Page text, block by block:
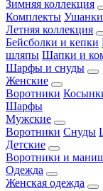
Зимняя коллекция
Комплекты Ушанки
Летняя коллекция
Бейсболки и кепки
шляпы Шапки и
Шарфы и снуды
Женские
Воротники
Шарфы
Мужские
Воротники Снуды
Детские
Воротники и
Одежда
Женская одежда